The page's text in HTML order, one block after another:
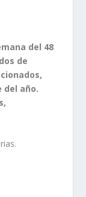
del 48
de
del año.